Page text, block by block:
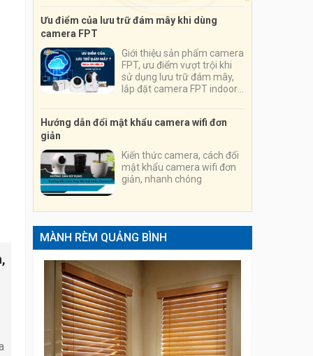
nhân, hộ gia đình, cửa hàng,
doanh nghiệp
Ưu điểm của lưu trữ đám mây khi dùng
camera FPT
Giới thiệu sản phẩm camera
FPT, ưu điểm vượt trội khi
sử dụng lưu trữ đám mây,
lắp đặt camera FPT indoor,
Hướng dẫn đổi mật khẩu camera wifi đơn
giản
Kiến thức camera, cách đổi
mật khẩu camera wifi đơn
giản, nhanh chóng
MÀNH RÈM QUẢNG BÌNH